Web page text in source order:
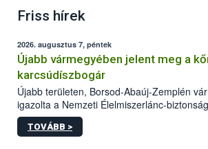
Friss hírek
2026. augusztus 7, péntek
Újabb vármegyében jelent meg a
karcsúdíszbogár
Újabb területen, Borsod-Abaúj-Zemplén
igazolta a Nemzeti Élelmiszerlánc-
kőrisrontó karcsúdíszbogár (Agrilus
kártevőt nem csak színcsapdában találták
TOVÁBB >